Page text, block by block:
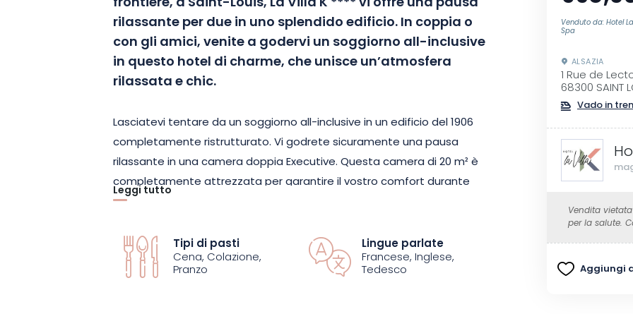
rilassante per due in uno splendido edificio.In coppia o
con gli amici, venite a godervi un soggiornoall-inclusive
in questo hotel di charme, che unisce un’atmosfera
rilassata e chic.
Lasciatevi tentare da un soggiorno all-inclusive in un edificio del 1906
completamente ristrutturato. Vi godrete sicuramente una pausa
rilassante in una camera doppia Executive. Questa camera di 20 m² è
completamente attrezzata per garantire il vostro comfort durante
tutto il soggiorno.
e la TV LED.
Oltre a essere un pied-à-terre nel cuore di una città turistica, La Villa K
Leggi tutto
Tipi di pasti
Cena, Colazione,
Pranzo
Lingue parlate
Francese, Inglese,
Tedesco
Venduto da: Hotel
Spa
ALSAZIA
1 Rue de
68300 SAINT
Vado in
Vendita
per la salute.
Aggiungi